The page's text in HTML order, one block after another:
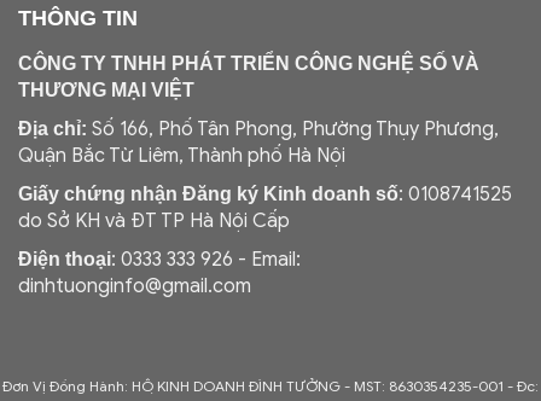
THÔNG TIN
CÔNG TY TNHH PHÁT TRIỂN CÔNG NGHỆ SỐ VÀ
THƯƠNG MẠI VIỆT
Địa chỉ: Số 166, Phố Tân Phong, Phường Thụy Phương,
Quận Bắc Từ Liêm, Thành phố Hà Nội
Giấy chứng nhận Đăng ký Kinh doanh số: 0108741525
do Sở KH và ĐT TP Hà Nội Cấp
Điện thoại: 0333 333 926 - Email:
dinhtuonginfo@gmail.com
Đơn Vị Đồng Hành: HỘ KINH DOANH ĐÌNH TƯỞNG - MST: 8630354235-001 - Đc: